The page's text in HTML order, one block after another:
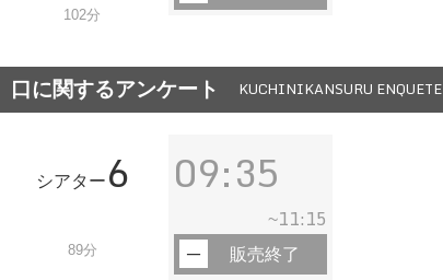
102分
口に関するアンケート KUCHINIKANSURU ENQUETE
シアター 6
89分
09:35
~11:15
販売終了